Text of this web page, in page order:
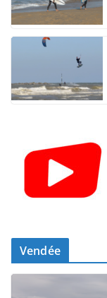
Vendée